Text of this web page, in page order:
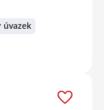
úvazek